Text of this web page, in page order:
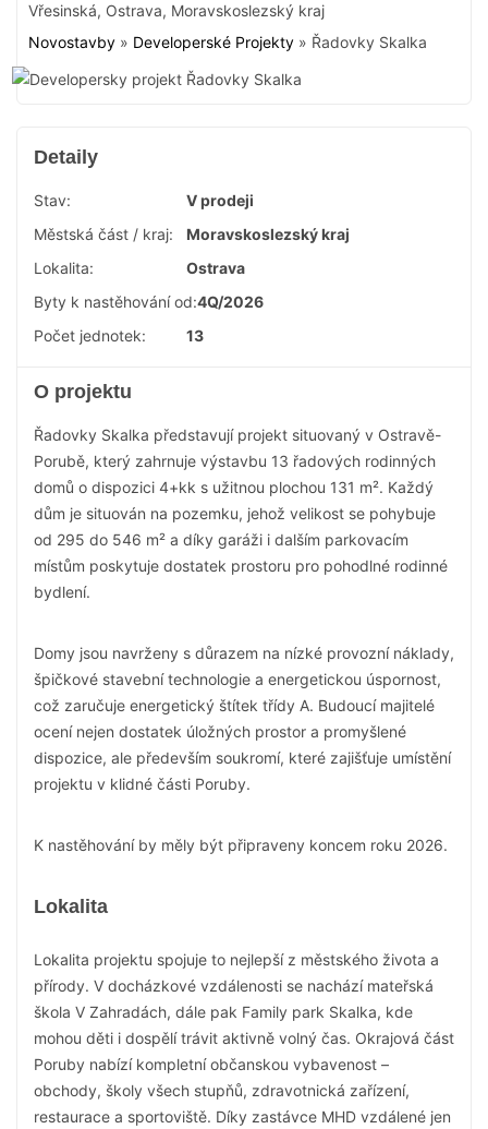
Vřesinská, Ostrava, Moravskoslezský kraj
Novostavby » Developerské Projekty » Řadovky Skalka
Detaily
Stav:
V prodeji
Městská část / kraj:
Moravskoslezský kraj
Lokalita:
Ostrava
Byty k nastěhování od:4Q/2026
Počet jednotek:
13
O projektu
Řadovky Skalka představují projekt situovaný v Ostravě-
Porubě, který zahrnuje výstavbu 13 řadových rodinných
domů o dispozici 4+kk s užitnou plochou 131 m². Každý
dům je situován na pozemku, jehož velikost se pohybuje
od 295 do 546 m² a díky garáži i dalším parkovacím
místům poskytuje dostatek prostoru pro pohodlné rodinné
bydlení.
Domy jsou navrženy s důrazem na nízké provozní náklady,
špičkové stavební technologie a energetickou úspornost,
což zaručuje energetický štítek třídy A. Budoucí majitelé
ocení nejen dostatek úložných prostor a promyšlené
dispozice, ale především soukromí, které zajišťuje umístění
projektu v klidné části Poruby.
K nastěhování by měly být připraveny koncem roku 2026.
Lokalita
Lokalita projektu spojuje to nejlepší z městského života a
přírody. V docházkové vzdálenosti se nachází mateřská
škola V Zahradách, dále pak Family park Skalka, kde
mohou děti i dospělí trávit aktivně volný čas. Okrajová část
Poruby nabízí kompletní občanskou vybavenost –
obchody, školy všech stupňů, zdravotnická zařízení,
restaurace a sportoviště. Díky zastávce MHD vzdálené jen